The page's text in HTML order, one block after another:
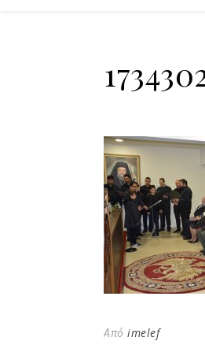
Από imelef